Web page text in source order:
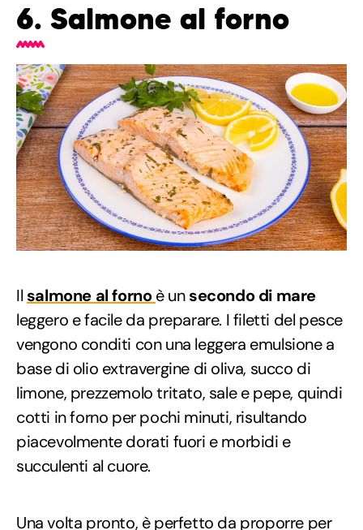
6. Salmone al forno
Il salmone al forno è unsecondo di mare
leggero e facile da preparare. I filetti del pesce
vengono conditi con una leggera emulsione a
base di olio extravergine di oliva, succo di
limone, prezzemolo tritato, sale e pepe, quindi
cotti in forno per pochi minuti, risultando
piacevolmente dorati fuori e morbidi e
succulenti al cuore.
Una volta pronto, è perfetto da proporre per